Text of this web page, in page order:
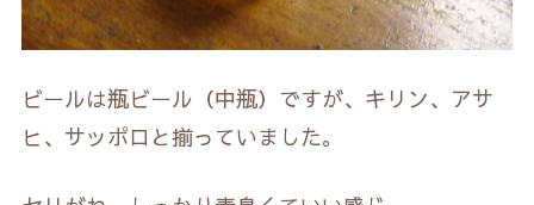
ビールは瓶ビール（中瓶）ですが、キリン、アサ
ヒ、サッポロと揃っていました。